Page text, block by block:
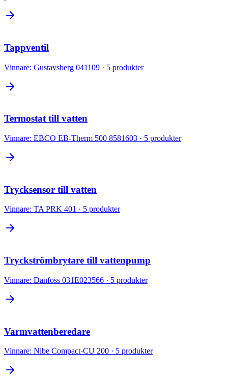
Tappventil
Vinnare: Gustavsberg 041109 · 5 produkter
Termostat till vatten
Vinnare: EBCO EB-Therm 500 8581603 · 5 produkter
Trycksensor till vatten
Vinnare: TA PRK 401 · 5 produkter
Tryckströmbrytare till vattenpump
Vinnare: Danfoss 031E023566 · 5 produkter
Varmvattenberedare
Vinnare: Nibe Compact-CU 200 · 5 produkter